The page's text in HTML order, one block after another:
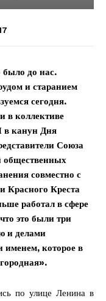
было до нас.
и старанием
сегодня.
в коллективе
в канун Дня
Союза
общественных
совместно с
Красного Креста
работал в сфере
это были три
и делами
именем, которое в
по улице Ленина в